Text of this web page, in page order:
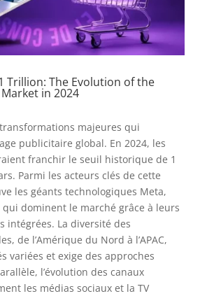
Trillion: The Evolution of the
in 2024
majeures qui
publicitaire global. En 2024, les
franchir le seuil historique de 1
Parmi les acteurs clés de cette
les géants technologiques Meta,
dominent le marché grâce à leurs
intégrées. La diversité des
de l’Amérique du Nord à l’APAC,
variées et exige des approches
l’évolution des canaux
les médias sociaux et la TV